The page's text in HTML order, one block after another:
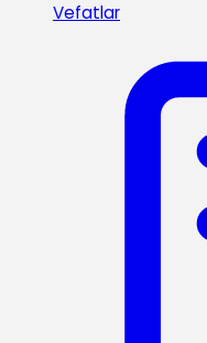
Vefatlar